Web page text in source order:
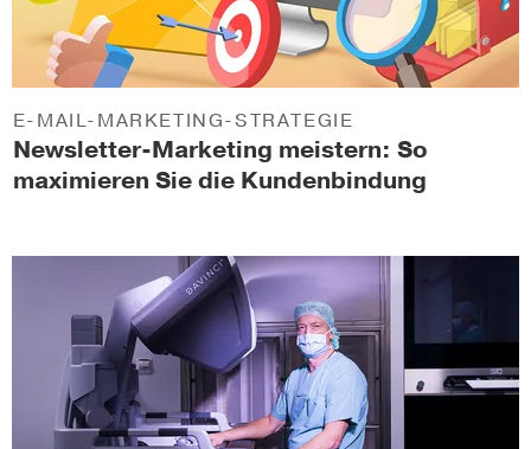
Newsletter-Marketing meistern: So
maximieren Sie die Kundenbindung
E-MAIL-MARKETING-STRATEGIE